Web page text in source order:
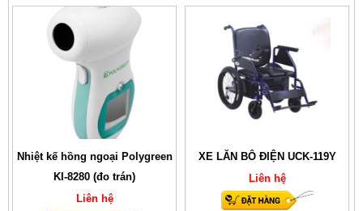
Nhiệt kế hồng ngoại Polygreen
KI-8280 (đo trán)
Liên hệ
XE LĂN BÔ ĐIỆN UCK-119Y
Liên hệ